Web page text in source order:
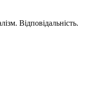
Відповідальність.